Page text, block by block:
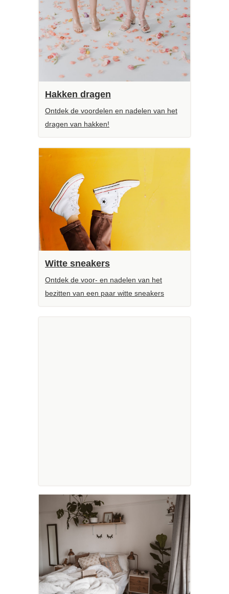
Hakken dragen
Ontdek de voordelen en nadelen van het
dragen van hakken!
Witte sneakers
Ontdek de voor- en nadelen van het
bezitten van een paar witte sneakers